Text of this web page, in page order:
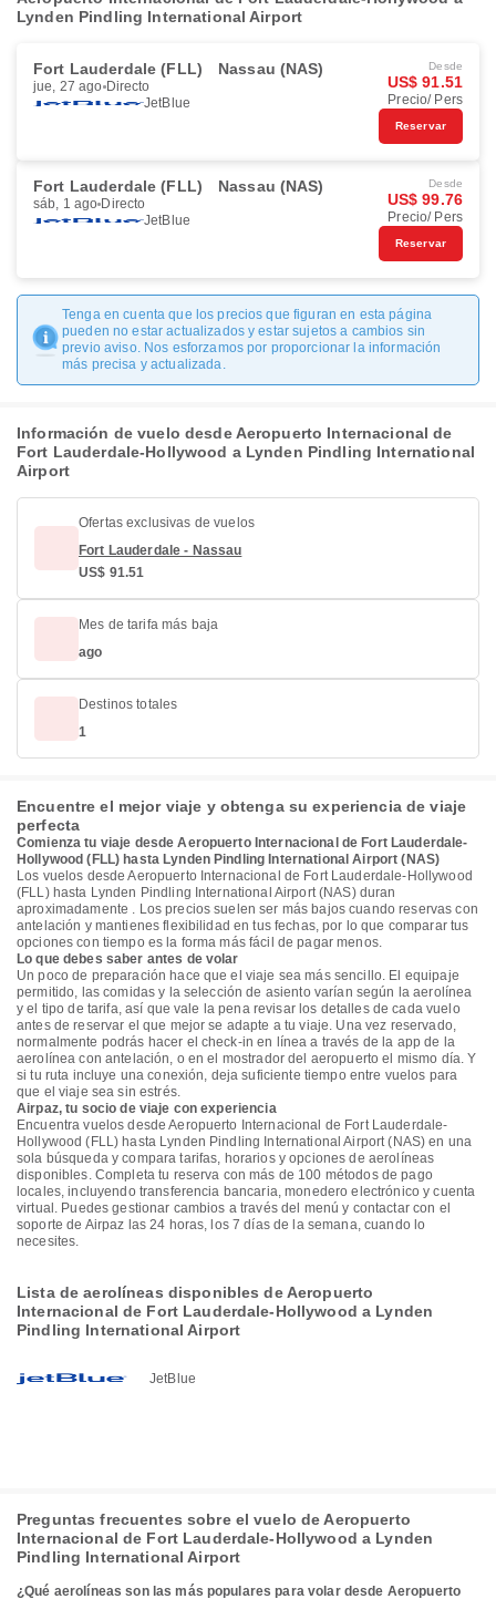
Lynden Pindling International Airport
Fort Lauderdale (FLL) Nassau (NAS)
jue, 27 ago Directo
JetBlue
Desde
US$ 91.51
Precio/ Pers
Reservar
Fort Lauderdale (FLL) Nassau (NAS)
sáb, 1 ago Directo
JetBlue
Desde
US$ 99.76
Precio/ Pers
Reservar
Tenga en cuenta que los precios que figuran en esta página
pueden no estar actualizados y estar sujetos a cambios sin
previo aviso. Nos esforzamos por proporcionar la información
más precisa y actualizada.
Información de vuelo desde Aeropuerto Internacional de
Fort Lauderdale-Hollywood a Lynden Pindling International
Airport
Ofertas exclusivas de vuelos
Fort Lauderdale - Nassau
US$ 91.51
Mes de tarifa más baja
ago
Destinos totales
1
Encuentre el mejor viaje y obtenga su experiencia de viaje
perfecta
Comienza tu viaje desde Aeropuerto Internacional de Fort Lauderdale-
Hollywood (FLL) hasta Lynden Pindling International Airport (NAS)
Los vuelos desde Aeropuerto Internacional de Fort Lauderdale-Hollywood
(FLL) hasta Lynden Pindling International Airport (NAS) duran
aproximadamente . Los precios suelen ser más bajos cuando reservas con
antelación y mantienes flexibilidad en tus fechas, por lo que comparar tus
opciones con tiempo es la forma más fácil de pagar menos.
Lo que debes saber antes de volar
Un poco de preparación hace que el viaje sea más sencillo. El equipaje
permitido, las comidas y la selección de asiento varían según la aerolínea
y el tipo de tarifa, así que vale la pena revisar los detalles de cada vuelo
antes de reservar el que mejor se adapte a tu viaje. Una vez reservado,
normalmente podrás hacer el check-in en línea a través de la app de la
aerolínea con antelación, o en el mostrador del aeropuerto el mismo día. Y
si tu ruta incluye una conexión, deja suficiente tiempo entre vuelos para
que el viaje sea sin estrés.
Airpaz, tu socio de viaje con experiencia
Encuentra vuelos desde Aeropuerto Internacional de Fort Lauderdale-
Hollywood (FLL) hasta Lynden Pindling International Airport (NAS) en una
sola búsqueda y compara tarifas, horarios y opciones de aerolíneas
disponibles. Completa tu reserva con más de 100 métodos de pago
locales, incluyendo transferencia bancaria, monedero electrónico y cuenta
virtual. Puedes gestionar cambios a través del menú y contactar con el
soporte de Airpaz las 24 horas, los 7 días de la semana, cuando lo
necesites.
Lista de aerolíneas disponibles de Aeropuerto
Internacional de Fort Lauderdale-Hollywood a Lynden
Pindling International Airport
JetBlue
Preguntas frecuentes sobre el vuelo de Aeropuerto
Internacional de Fort Lauderdale-Hollywood a Lynden
Pindling International Airport
¿Qué aerolíneas son las más populares para volar desde Aeropuerto